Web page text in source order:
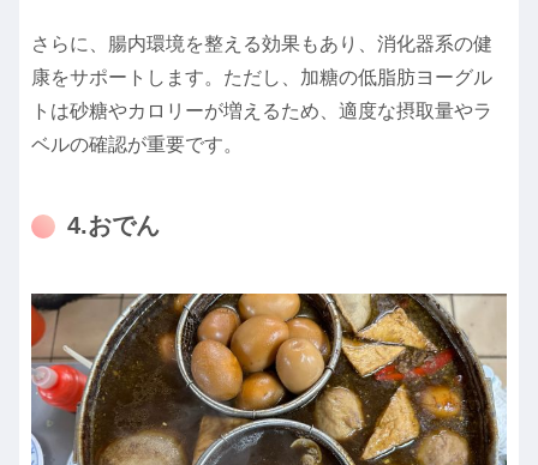
さらに、腸内環境を整える効果もあり、消化器系の健
康をサポートします。ただし、加糖の低脂肪ヨーグル
トは砂糖やカロリーが増えるため、適度な摂取量やラ
ベルの確認が重要です。
4.おでん